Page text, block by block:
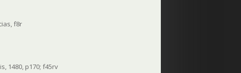
f8r
1480, p170; f45rv